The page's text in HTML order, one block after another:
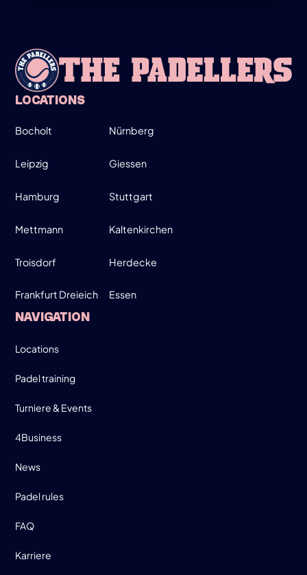
INFO
WEDNESDAY
26
MARCH
MOVE UP, MOVE DOWN - MEN ONLY!
19:00-21:30
SIGN UP
LOCATIONS
Bocholt Nürnberg
Leipzig Giessen
Hamburg Stuttgart
Mettmann Kaltenkirchen
Troisdorf Herdecke
Frankfurt Dreieich Essen
NAVIGATION
Locations
Padel training
Turniere & Events
4Business
News
Padel rules
FAQ
Karriere